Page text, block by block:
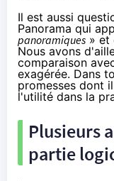
Il est aussi
Panorama qui
panoramiques » et
Nous avons
comparaison
exagérée. Dans
promesses dont
l'utilité dans la
Plusieurs
partie